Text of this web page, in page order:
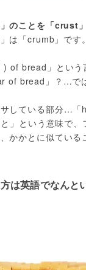
」のことを「crust」
は「crumb」です。
) of bread」という
of bread」？…で
している部分…「
」という意味で
かかとに似ている
は英語でなんと